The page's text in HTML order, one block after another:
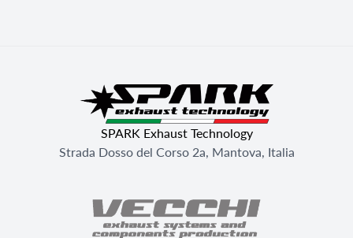
SPARK Exhaust Technology
Strada Dosso del Corso 2a, Mantova, Italia